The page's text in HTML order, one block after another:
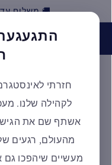
דילוג 🚚 משלוח עד הבית
האינסטגרם של
ולקבל
חזרתי
לקהילה שלנו.
אשתף שם את
מהעולם, רגעים
מעשיים שיהפכו